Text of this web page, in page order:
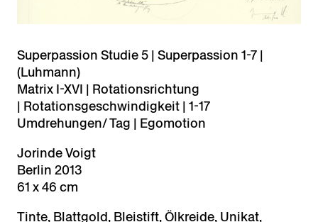
Superpassion Studie 5 | Superpassion 1-7 |
(Luhmann)
Matrix I-XVI | Rotationsrichtung
| Rotationsgeschwindigkeit | 1-17
Umdrehungen/ Tag | Egomotion
Jorinde Voigt
Berlin 2013
61 x 46 cm
Tinte, Blattgold, Bleistift, Ölkreide, Unikat,